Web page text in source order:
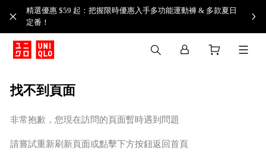
精選優惠 $59 起：把握限時優惠入手多功能運動褲 & 多款夏日
定番！​
找不到頁面
非常抱歉，您現在訪問的頁面暫時遇到問題
請嘗試重新刷新頁面或點擊下方按鈕返回首頁